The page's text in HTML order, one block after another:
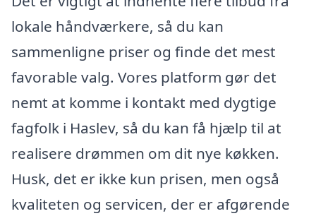
lokale håndværkere, så du kan
sammenligne priser og finde det mest
favorable valg. Vores platform gør det
nemt at komme i kontakt med dygtige
fagfolk i Haslev, så du kan få hjælp til at
realisere drømmen om dit nye køkken.
Husk, det er ikke kun prisen, men også
kvaliteten og servicen, der er afgørende